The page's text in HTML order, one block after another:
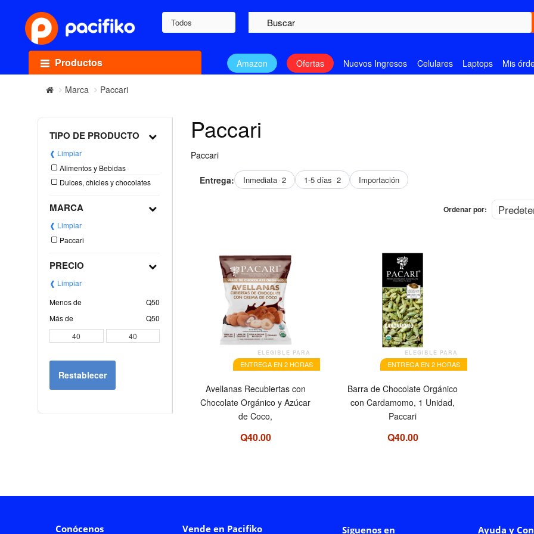
Todos
Productos Amazon Ofertas Nuevos Ingresos Celulares Laptops Mis
Marca Paccari
TIPO DE PRODUCTO
❰ Limpiar
Alimentos y Bebidas
Dulces, chicles y chocolates
MARCA
❰ Limpiar
Paccari
PRECIO
❰ Limpiar
Menos de
Q50
Más de
Q50
Restablecer
Paccari
Paccari
Entrega: Inmediata 2 1-5 días 2
Importación
Ordenar por:
ELEGIBLE PARA
ENTREGA EN 2 HORAS
Avellanas Recubiertas con
Chocolate Orgánico y Azúcar
de Coco,
Q40.00
ELEGIBLE PARA
ENTREGA EN 2 HORAS
Barra de Chocolate Orgánico
con Cardamomo, 1 Unidad,
Paccari
Q40.00
Conócenos Vende en Pacifiko Síguenos en Ayuda y